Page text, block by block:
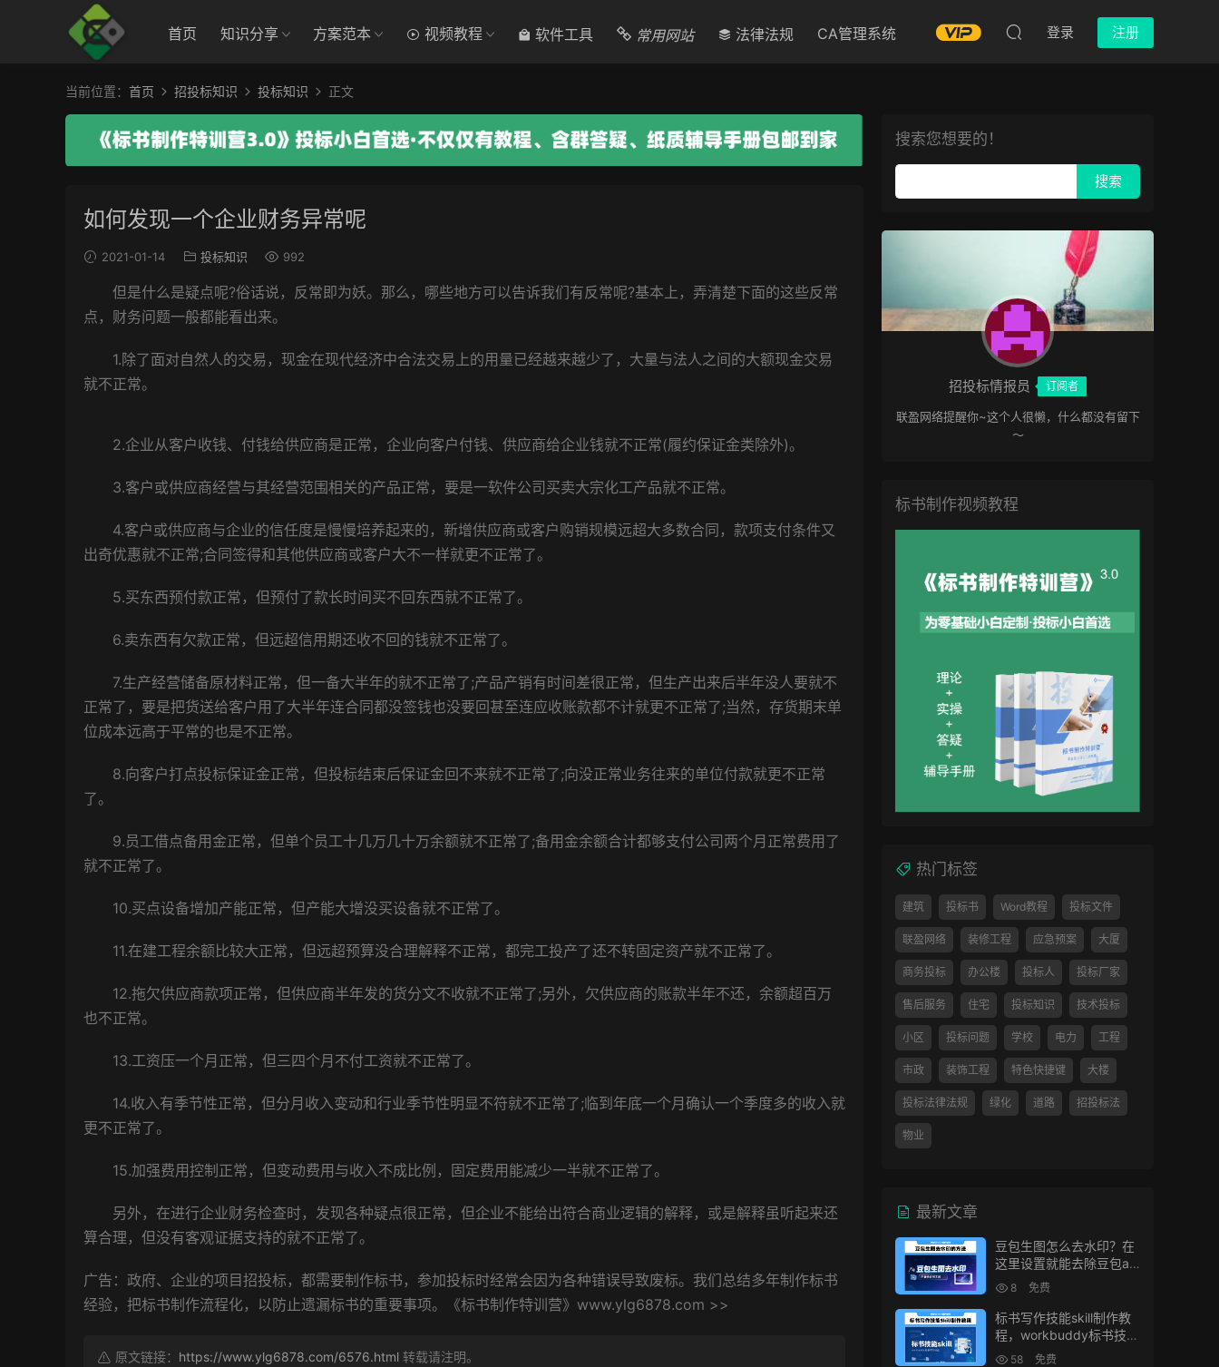
首页 知识分享 方案范本 视频教程 软件工具 常用网站 法律法规 CA管理系统 登录 注册
当前位置： 首页 招投标知识 投标知识 正文
如何发现一个企业财务异常呢
2021-01-14 投标知识 992
但是什么是疑点呢?俗话说，反常即为妖。那么，哪些地方可以告诉我们有反常呢?基本上，弄清楚下面的这些反常
点，财务问题一般都能看出来。
1.除了面对自然人的交易，现金在现代经济中合法交易上的用量已经越来越少了，大量与法人之间的大额现金交易
就不正常。
2.企业从客户收钱、付钱给供应商是正常，企业向客户付钱、供应商给企业钱就不正常(履约保证金类除外)。
3.客户或供应商经营与其经营范围相关的产品正常，要是一软件公司买卖大宗化工产品就不正常。
4.客户或供应商与企业的信任度是慢慢培养起来的，新增供应商或客户购销规模远超大多数合同，款项支付条件又
出奇优惠就不正常;合同签得和其他供应商或客户大不一样就更不正常了。
5.买东西预付款正常，但预付了款长时间买不回东西就不正常了。
6.卖东西有欠款正常，但远超信用期还收不回的钱就不正常了。
7.生产经营储备原材料正常，但一备大半年的就不正常了;产品产销有时间差很正常，但生产出来后半年没人要就不
正常了，要是把货送给客户用了大半年连合同都没签钱也没要回甚至连应收账款都不计就更不正常了;当然，存货期末单
位成本远高于平常的也是不正常。
8.向客户打点投标保证金正常，但投标结束后保证金回不来就不正常了;向没正常业务往来的单位付款就更不正常
了。
9.员工借点备用金正常，但单个员工十几万几十万余额就不正常了;备用金余额合计都够支付公司两个月正常费用了
就不正常了。
10.买点设备增加产能正常，但产能大增没买设备就不正常了。
11.在建工程余额比较大正常，但远超预算没合理解释不正常，都完工投产了还不转固定资产就不正常了。
12.拖欠供应商款项正常，但供应商半年发的货分文不收就不正常了;另外，欠供应商的账款半年不还，余额超百万
也不正常。
13.工资压一个月正常，但三四个月不付工资就不正常了。
14.收入有季节性正常，但分月收入变动和行业季节性明显不符就不正常了;临到年底一个月确认一个季度多的收入就
更不正常了。
15.加强费用控制正常，但变动费用与收入不成比例，固定费用能减少一半就不正常了。
另外，在进行企业财务检查时，发现各种疑点很正常，但企业不能给出符合商业逻辑的解释，或是解释虽听起来还
算合理，但没有客观证据支持的就不正常了。
广告：政府、企业的项目招投标，都需要制作标书，参加投标时经常会因为各种错误导致废标。我们总结多年制作标书
经验，把标书制作流程化，以防止遗漏标书的重要事项。《标书制作特训营》www.ylg6878.com >>
原文链接： https://www.ylg6878.com/6576.html 转载请注明。
搜索您想要的！
招投标情报员 订阅者
联盈网络提醒你~这个人很懒，什么都没有留下
～
标书制作视频教程
热门标签
建筑 投标书 Word教程 投标文件
联盈网络 装修工程 应急预案 大厦
商务投标 办公楼 投标人 投标厂家
售后服务 住宅 投标知识 技术投标
小区 投标问题 学校 电力 工程
市政 装饰工程 特色快捷键 大楼
投标法律法规 绿化 道路 招投标法
物业
最新文章
豆包生图怎么去水印？在
这里设置就能去除豆包ai
生图水印
8 免费
标书写作技能skill制作教
程，workbuddy标书技能
生成教程
58 免费